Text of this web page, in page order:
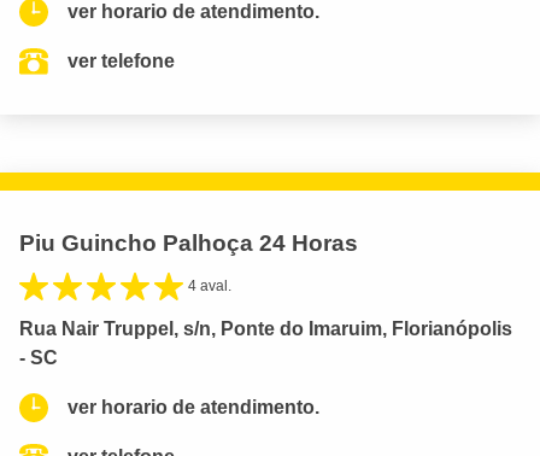
ver horario de atendimento.
ver telefone
Piu Guincho Palhoça 24 Horas
4 aval.
Rua Nair Truppel, s/n, Ponte do Imaruim, Florianópolis
- SC
ver horario de atendimento.